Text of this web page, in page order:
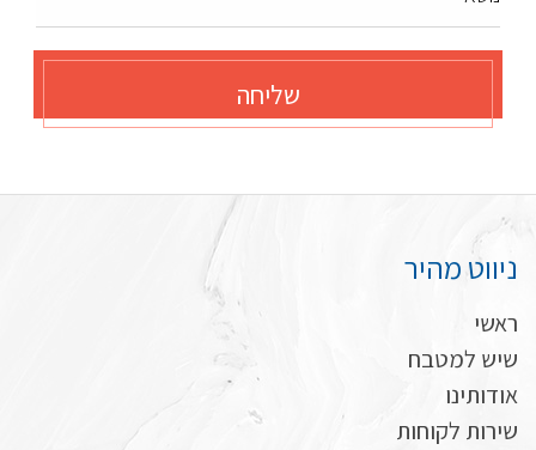
שליחה
ניווט מהיר
ראשי
שיש למטבח
אודותינו
שירות לקוחות